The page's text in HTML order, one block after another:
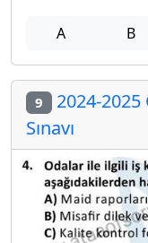
A B
9 2024-2025
Sınavı